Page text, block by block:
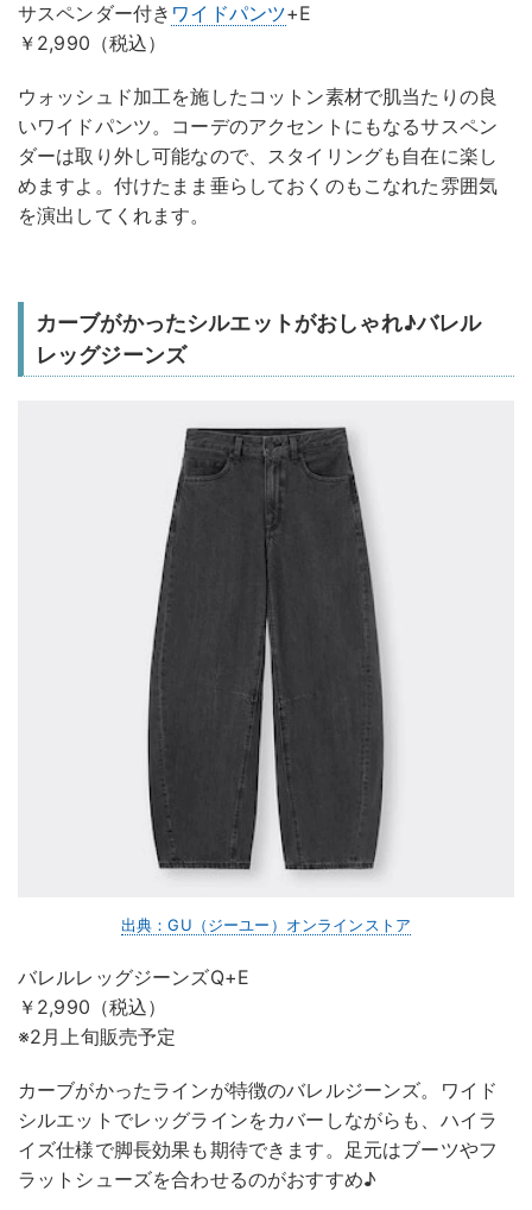
サスペンダー付き ワイドパンツ+E
￥2,990（税込）
ウォッシュド加工を施したコットン素材で肌当たりの良
いワイドパンツ。コーデのアクセントにもなるサスペン
ダーは取り外し可能なので、スタイリングも自在に楽し
めますよ。付けたまま垂らしておくのもこなれた雰囲気
を演出してくれます。
カーブがかったシルエットがおしゃれ♪バレル
レッグジーンズ
出典：GU（ジーユー）オンラインストア
バレルレッグジーンズQ+E
￥2,990（税込）
※2月上旬販売予定
カーブがかったラインが特徴のバレルジーンズ。ワイド
シルエットでレッグラインをカバーしながらも、ハイラ
イズ仕様で脚長効果も期待できます。足元はブーツやフ
ラットシューズを合わせるのがおすすめ♪